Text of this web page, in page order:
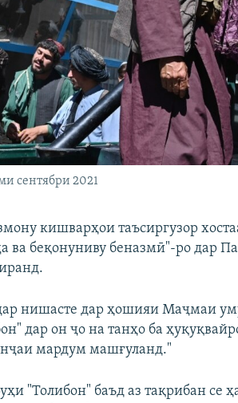
сентябри 2021
кишварҳои таъсиргузор
ва беқонуниву беназмӣ"-ро дар
нишасте дар ҳошияи Маҷмаи
дар он ҷо на танҳо ба
мардум машғуланд."
"Толибон" баъд аз тақрибан се